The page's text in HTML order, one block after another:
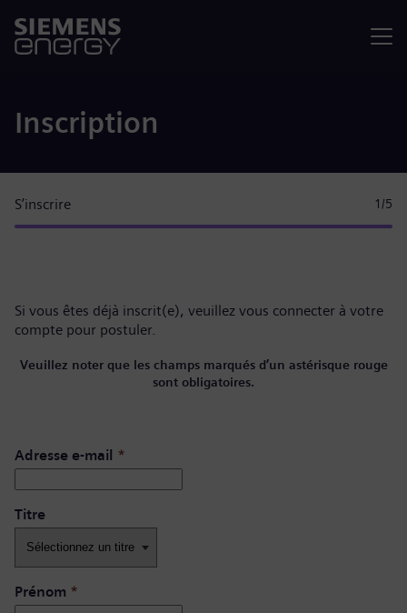
Inscription
S’inscrire 1 /5
Si vous êtes déjà inscrit(e), veuillez vous connecter à votre
compte pour postuler.
Veuillez noter que les champs marqués d’un astérisque rouge
sont obligatoires.
Adresse e-mail *
Titre
Prénom *